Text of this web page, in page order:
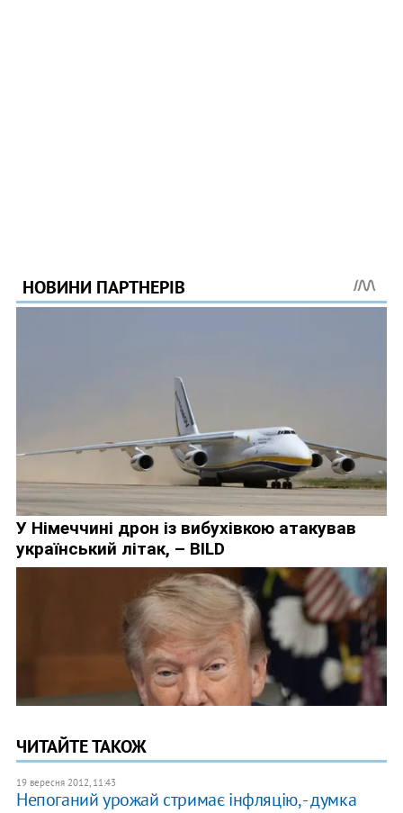
ЧИТАЙТЕ ТАКОЖ
19 вересня 2012, 11:43
Непоганий урожай стримає інфляцію, - думка